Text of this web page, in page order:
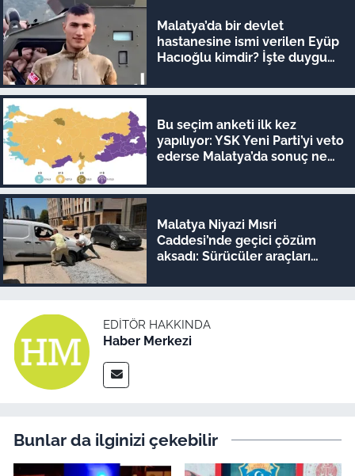
Malatya’da bir devlet
hastanesine ismi verilen Eyüp
Hacıoğlu kimdir? İşte duygu
Bu seçim anketi ilk kez
yapılıyor: YSK Yeni Parti’yi veto
ederse Malatya’da sonuç ne
Malatya Niyazi Mısri
Caddesi’nde geçici çözüm
aksadı: Sürücüler araçları
EDITÖR HAKKINDA
Haber Merkezi
Bunlar da ilginizi çekebilir